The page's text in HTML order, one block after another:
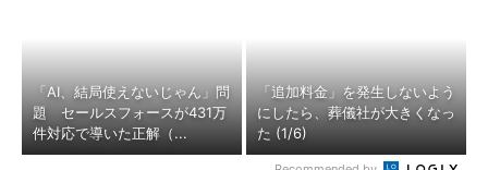
「AI、結局使えないじゃん」問
題 セールスフォースが431万
件対応で導いた正解（...
「追加料金」を発生しないよう
にしたら、葬儀社が大きくなっ
た (1/6)